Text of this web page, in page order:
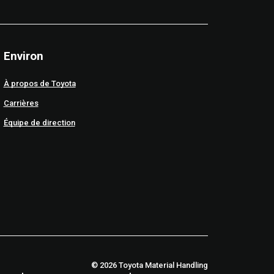
Environ
À propos de Toyota
Carrières
Équipe de direction
© 2026 Toyota Material Handling